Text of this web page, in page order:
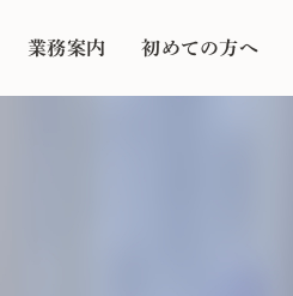
業務案内 初めての方へ